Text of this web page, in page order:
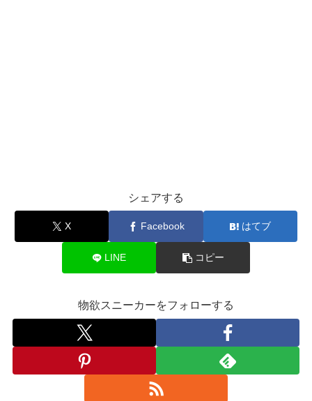
シェアする
X Facebook はてブ
LINE コピー
物欲スニーカーをフォローする